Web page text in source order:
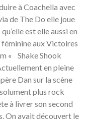
à Coachella avec
de The Do elle joue
est elle aussi en
aux Victoires
« Shake Shook
en pleine
Dan sur la scène
plus rock
à livrer son second
On avait découvert le